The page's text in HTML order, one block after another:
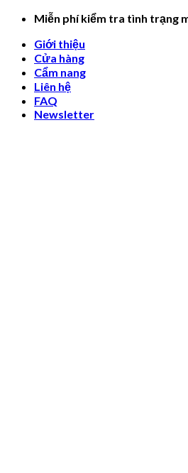
Skip
content
Miễn phí kiểm tra tình trạng
Giới thiệu
Cửa hàng
Cẩm nang
Liên hệ
FAQ
Newsletter